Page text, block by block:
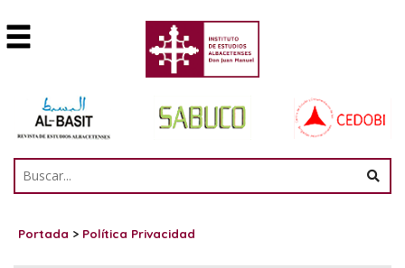
Portada > Política Privacidad